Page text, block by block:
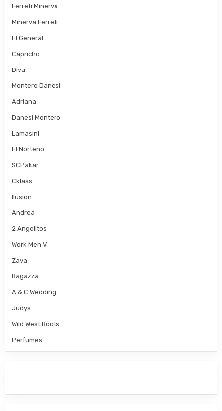
Ferreti Minerva
Minerva Ferreti
El General
Capricho
Diva
Montero Danesi
Adriana
Danesi Montero
Lamasini
El Norteno
SCPakar
Cklass
Ilusion
Andrea
2 Angelitos
Work Men V
Zava
Ragazza
A & C Wedding
Judys
Wild West Boots
Perfumes